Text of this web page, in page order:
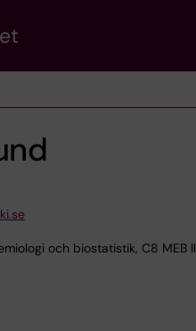
och biostatistik, C8 MEB II